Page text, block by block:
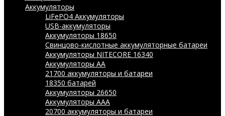
Аккумуляторы
LiFePO4 Аккумуляторы
USB-аккумуляторы
Аккумуляторы 18650
Свинцово-кислотные аккумуляторные батареи
Аккумуляторы NITECORE 16340
Аккумуляторы АА
21700 аккумуляторы и батареи
18350 батарей
Аккумуляторы 26650
Аккумуляторы ААА
20700 аккумуляторы и батареи